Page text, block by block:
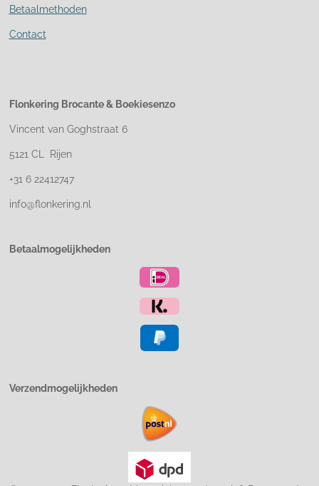
Betaalmethoden
Contact
Flonkering Brocante & Boekiesenzo
Vincent van Goghstraat 6
5121 CL Rijen
+31 6 22412747
info@flonkering.nl
Betaalmogelijkheden
Verzendmogelijkheden